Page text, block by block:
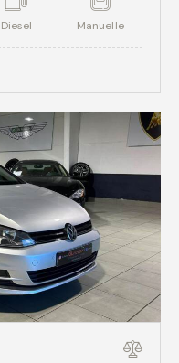
Diesel Manuelle